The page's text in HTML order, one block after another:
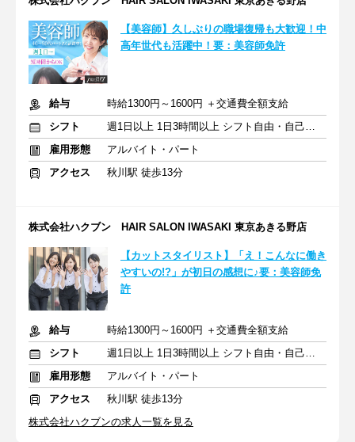
【美容師】久しぶりの職場復帰も大歓迎！中
高年世代も活躍中！要：美容師免許
給与
時給1300円～1600円 ＋交通費全額支給
シフト
週1日以上 1日3時間以上 シフト自由・自己申告
雇用形態
アルバイト・パート
アクセス
秋川駅 徒歩13分
株式会社ハクブン HAIR SALON IWASAKI 東京あきる野店
【カットスタイリスト】「え！こんなに働き
やすいの!?」が初日の感想に♪要：美容師免
許
給与
時給1300円～1600円 ＋交通費全額支給
シフト
週1日以上 1日3時間以上 シフト自由・自己申告
雇用形態
アルバイト・パート
アクセス
秋川駅 徒歩13分
株式会社ハクブンの求人一覧を見る